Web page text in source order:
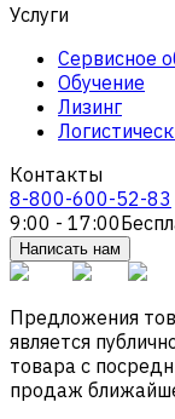
Услуги
Сервисное
Обучение
Лизинг
Контакты
8-800-600-52-83
9:00 - 17:00
Написать нам
Предложения
является
товара с
продаж